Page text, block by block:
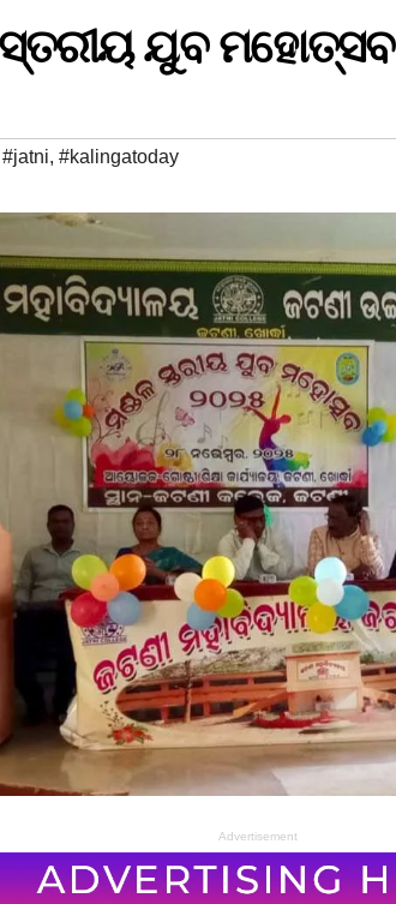
ଯୁବ ମହୋତ୍ସବ
#jatni, #kalingatoday
Advertisement